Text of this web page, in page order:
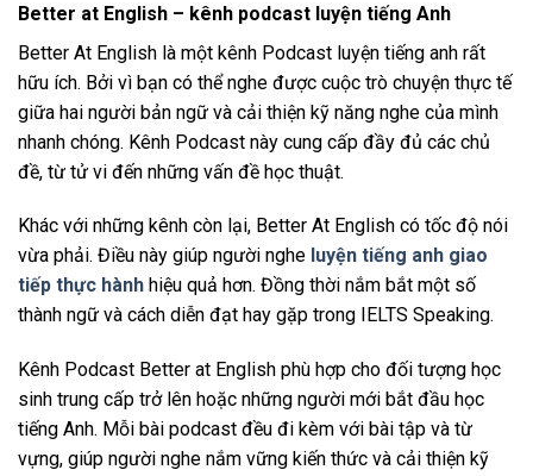
Better at English – kênh podcast luyện tiếng Anh
Better At English là một kênh Podcast luyện tiếng anh rất
hữu ích. Bởi vì bạn có thể nghe được cuộc trò chuyện thực tế
giữa hai người bản ngữ và cải thiện kỹ năng nghe của mình
nhanh chóng. Kênh Podcast này cung cấp đầy đủ các chủ
đề, từ tử vi đến những vấn đề học thuật.
Khác với những kênh còn lại, Better At English có tốc độ nói
vừa phải. Điều này giúp người nghe luyện tiếng anh giao
tiếp thực hành hiệu quả hơn. Đồng thời nắm bắt một số
thành ngữ và cách diễn đạt hay gặp trong IELTS Speaking.
Kênh Podcast Better at English phù hợp cho đối tượng học
sinh trung cấp trở lên hoặc những người mới bắt đầu học
tiếng Anh. Mỗi bài podcast đều đi kèm với bài tập và từ
vựng, giúp người nghe nắm vững kiến thức và cải thiện kỹ